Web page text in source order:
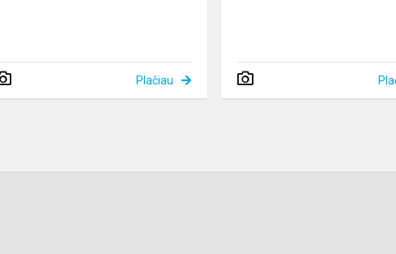
Plačiau